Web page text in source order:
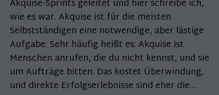
Akquise-Sprints geleitet und hier schreibe ich,
wie es war. Akquise ist für die meisten
Selbstständigen eine notwendige, aber lästige
Aufgabe. Sehr häufig heißt es: Akquise ist
Menschen anrufen, die du nicht kennst, und sie
um Aufträge bitten. Das kostet Überwindung,
und direkte Erfolgserlebnisse sind eher die…